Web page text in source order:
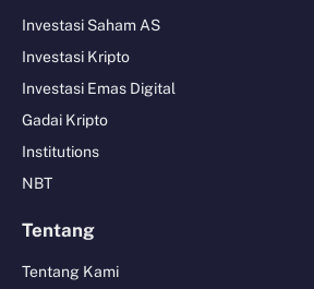
Investasi Saham AS
Investasi Kripto
Investasi Emas Digital
Gadai Kripto
Institutions
NBT
Tentang
Tentang Kami